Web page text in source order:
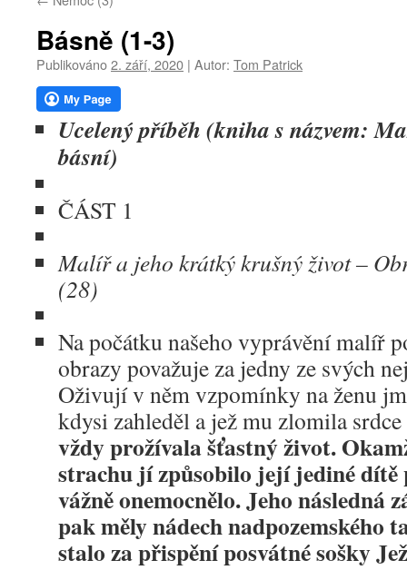
webu
Básně (1-3)
Publikováno2. září, 2020 | Autor: Tom Patrick
Ucelený příběh (kniha s názvem:
básní)
ČÁST 1
Malíř a jeho krátký krušný život –
(28)
Na počátku našeho vyprávění malíř
obrazy považuje za jedny ze svých
Oživují v něm vzpomínky na ženu
kdysi zahleděl a jež mu zlomila
vždy prožívala šťastný život.
strachu jí způsobilo její jediné dítě
vážně onemocnělo. Jeho následná
pak měly nádech nadpozemského
stalo za přispění posvátné sošky